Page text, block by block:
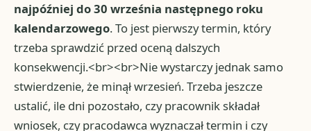
najpóźniej do 30 września następnego roku
kalendarzowego. To jest pierwszy termin, który
trzeba sprawdzić przed oceną dalszych
konsekwencji.<br><br>Nie wystarczy jednak samo
stwierdzenie, że minął wrzesień. Trzeba jeszcze
ustalić, ile dni pozostało, czy pracownik składał
wniosek, czy pracodawca wyznaczał termin i czy